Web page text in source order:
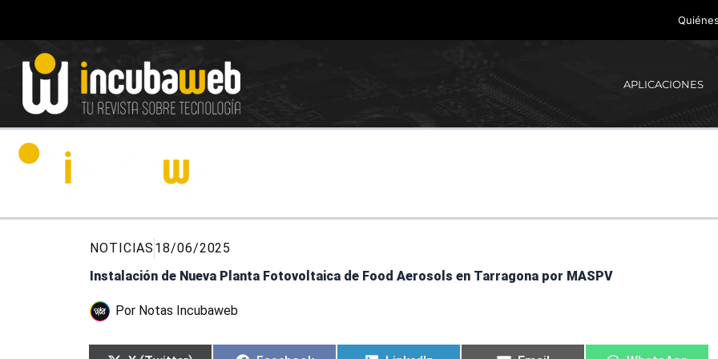
contenido
APLICACIONES
NOTICIAS 18/06/2025
Instalación de Nueva Planta Fotovoltaica de Food Aerosols en Tarragona por MASPV
Por Notas Incubaweb
en
en
en
en
en
en
en
en
en
en